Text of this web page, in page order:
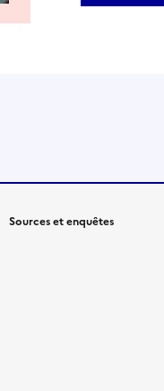
Sources et enquêtes